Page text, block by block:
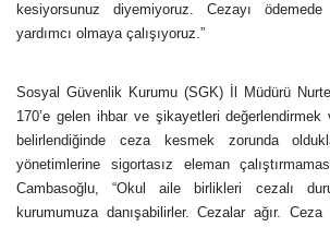
kesiyorsunuz diyemiyoruz. Cezayı
yardımcı olmaya çalışıyoruz.”
Sosyal Güvenlik Kurumu (SGK) İl Müdürü
170’e gelen ihbar ve şikayetleri değerlendirmek
belirlendiğinde ceza kesmek zorunda
yönetimlerine sigortasız eleman
Cambasoğlu, “Okul aile birlikleri cezalı
kurumumuza danışabilirler. Cezalar ağır.